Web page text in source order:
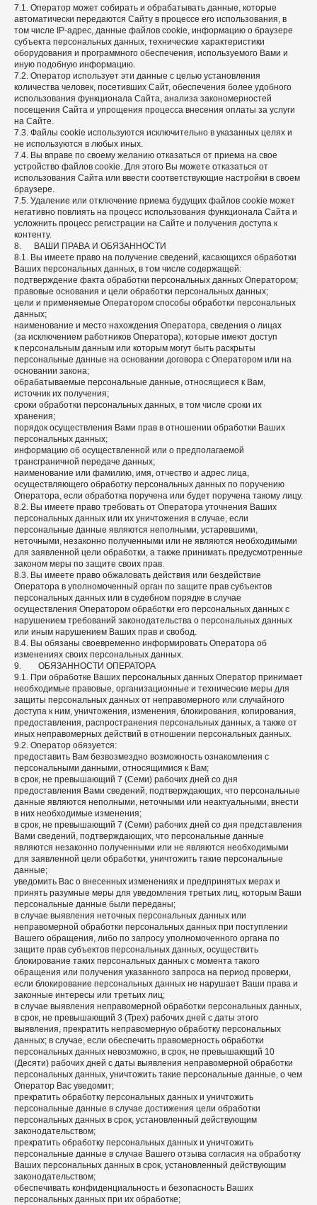
7.1. Оператор может собирать и обрабатывать данные, которые
автоматически передаются Сайту в процессе его использования, в
том числе IP-адрес, данные файлов cookie, информацию о браузере
субъекта персональных данных, технические характеристики
оборудования и программного обеспечения, используемого Вами и
иную подобную информацию.
7.2. Оператор использует эти данные с целью установления
количества человек, посетивших Сайт, обеспечения более удобного
использования функционала Сайта, анализа закономерностей
посещения Сайта и упрощения процесса внесения оплаты за услуги
на Сайте.
7.3. Файлы cookie используются исключительно в указанных целях и
не используются в любых иных.
7.4. Вы вправе по своему желанию отказаться от приема на свое
устройство файлов cookie. Для этого Вы можете отказаться от
использования Сайта или ввести соответствующие настройки в своем
браузере.
7.5. Удаление или отключение приема будущих файлов cookie может
негативно повлиять на процесс использования функционала Сайта и
усложнить процесс регистрации на Сайте и получения доступа к
контенту.
8. ВАШИ ПРАВА И ОБЯЗАННОСТИ
8.1. Вы имеете право на получение сведений, касающихся обработки
Ваших персональных данных, в том числе содержащей:
подтверждение факта обработки персональных данных Оператором;
правовые основания и цели обработки персональных данных;
цели и применяемые Оператором способы обработки персональных
данных;
наименование и место нахождения Оператора, сведения о лицах
(за исключением работников Оператора), которые имеют доступ
к персональным данным или которым могут быть раскрыты
персональные данные на основании договора с Оператором или на
основании закона;
обрабатываемые персональные данные, относящиеся к Вам,
источник их получения;
сроки обработки персональных данных, в том числе сроки их
хранения;
порядок осуществления Вами прав в отношении обработки Ваших
персональных данных;
информацию об осуществленной или о предполагаемой
трансграничной передаче данных;
наименование или фамилию, имя, отчество и адрес лица,
осуществляющего обработку персональных данных по поручению
Оператора, если обработка поручена или будет поручена такому лицу.
8.2. Вы имеете право требовать от Оператора уточнения Ваших
персональных данных или их уничтожения в случае, если
персональные данные являются неполными, устаревшими,
неточными, незаконно полученными или не являются необходимыми
для заявленной цели обработки, а также принимать предусмотренные
законом меры по защите своих прав.
8.3. Вы имеете право обжаловать действия или бездействие
Оператора в уполномоченный орган по защите прав субъектов
персональных данных или в судебном порядке в случае
осуществления Оператором обработки его персональных данных с
нарушением требований законодательства о персональных данных
или иным нарушением Ваших прав и свобод.
8.4. Вы обязаны своевременно информировать Оператора об
изменениях своих персональных данных.
9. ОБЯЗАННОСТИ ОПЕРАТОРА
9.1. При обработке Ваших персональных данных Оператор принимает
необходимые правовые, организационные и технические меры для
защиты персональных данных от неправомерного или случайного
доступа к ним, уничтожения, изменения, блокирования, копирования,
предоставления, распространения персональных данных, а также от
иных неправомерных действий в отношении персональных данных.
9.2. Оператор обязуется:
предоставить Вам безвозмездно возможность ознакомления с
персональными данными, относящимися к Вам;
в срок, не превышающий 7 (Семи) рабочих дней со дня
предоставления Вами сведений, подтверждающих, что персональные
данные являются неполными, неточными или неактуальными, внести
в них необходимые изменения;
в срок, не превышающий 7 (Семи) рабочих дней со дня представления
Вами сведений, подтверждающих, что персональные данные
являются незаконно полученными или не являются необходимыми
для заявленной цели обработки, уничтожить такие персональные
данные;
уведомить Вас о внесенных изменениях и предпринятых мерах и
принять разумные меры для уведомления третьих лиц, которым Ваши
персональные данные были переданы;
в случае выявления неточных персональных данных или
неправомерной обработки персональных данных при поступлении
Вашего обращения, либо по запросу уполномоченного органа по
защите прав субъектов персональных данных, осуществить
блокирование таких персональных данных с момента такого
обращения или получения указанного запроса на период проверки,
если блокирование персональных данных не нарушает Ваши права и
законные интересы или третьих лиц;
в случае выявления неправомерной обработки персональных данных,
в срок, не превышающий 3 (Трех) рабочих дней с даты этого
выявления, прекратить неправомерную обработку персональных
данных; в случае, если обеспечить правомерность обработки
персональных данных невозможно, в срок, не превышающий 10
(Десяти) рабочих дней с даты выявления неправомерной обработки
персональных данных, уничтожить такие персональные данные, о чем
Оператор Вас уведомит;
прекратить обработку персональных данных и уничтожить
персональные данные в случае достижения цели обработки
персональных данных в срок, установленный действующим
законодательством;
прекратить обработку персональных данных и уничтожить
персональные данные в случае Вашего отзыва согласия на обработку
Ваших персональных данных в срок, установленный действующим
законодательством;
обеспечивать конфиденциальность и безопасность Ваших
персональных данных при их обработке;